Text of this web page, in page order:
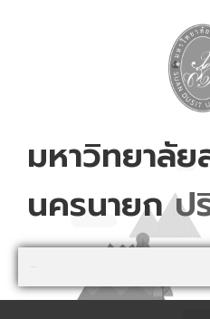
มหาวิทยาลั
นครนายก ป